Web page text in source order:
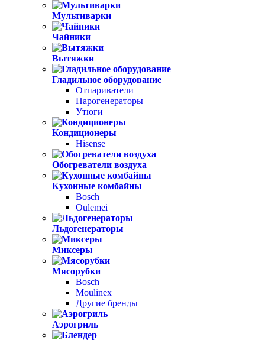
Мультиварки
Чайники
Вытяжки
Гладильное оборудование
Отпариватели
Парогенераторы
Утюги
Кондиционеры
Hisense
Обогреватели воздуха
Кухонные комбайны
Bosch
Oulemei
Льдогенераторы
Миксеры
Мясорубки
Bosch
Moulinex
Другие бренды
Аэрогриль